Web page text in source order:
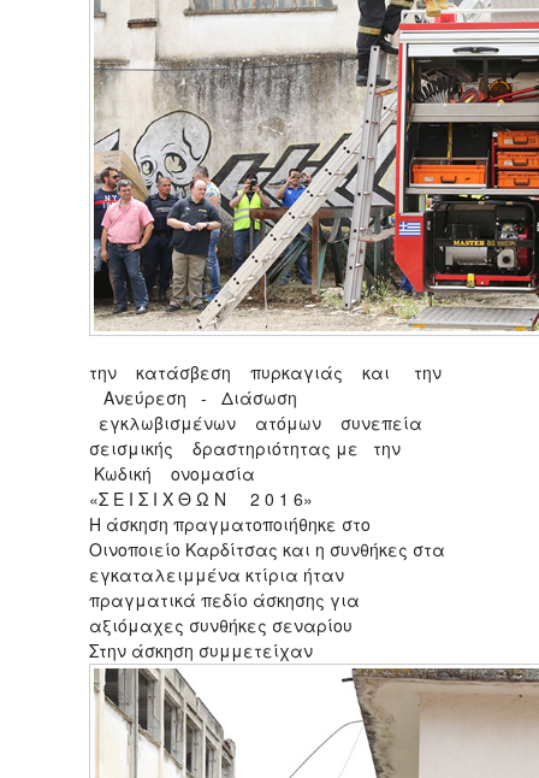
την κατάσβεση πυρκαγιάς και την
Ανεύρεση - Διάσωση
εγκλωβισμένων ατόμων συνεπεία
σεισμικής δραστηριότητας με την
Κωδική ονομασία
«Σ Ε Ι Σ Ι Χ Θ Ω Ν 2 0 1 6»
Η άσκηση πραγματοποιήθηκε στο
Οινοποιείο Καρδίτσας και η συνθήκες στα
εγκαταλειμμένα κτίρια ήταν
πραγματικά πεδίο άσκησης για
αξιόμαχες συνθήκες σεναρίου
Στην άσκηση συμμετείχαν